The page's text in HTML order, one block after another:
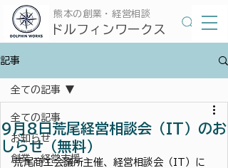
​ドルフィンワークス
​熊本の創業・経営相談
記事
全ての記事
お知らせ
創業・経営支援
全ての記事
9月8日荒尾経営相談会（IT）のお
しらせ（無料）
荒尾商工会議所主催、経営相談会（IT）に